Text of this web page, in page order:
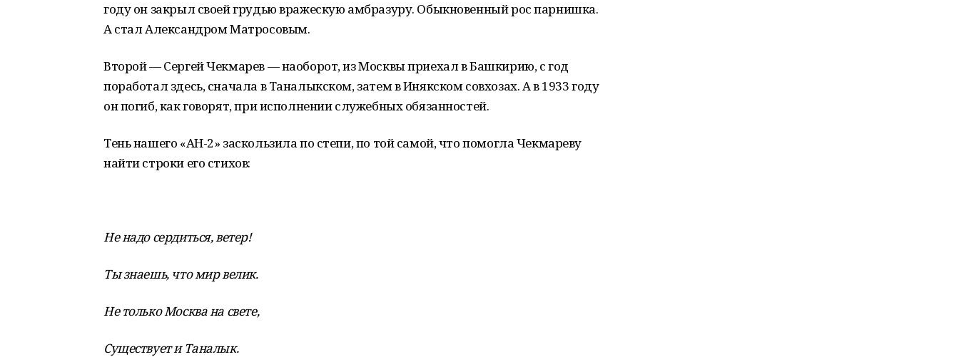
году он закрыл своей грудью вражескую амбразуру. Обыкновенный рос парнишка.
А стал Александром Матросовым.
Второй — Сергей Чекмарев — наоборот, из Москвы приехал в Башкирию, с год
поработал здесь, сначала в Таналыкском, затем в Инякском совхозах. А в 1933 году
он погиб, как говорят, при исполнении служебных обязанностей.
Тень нашего «АН-2» заскользила по степи, по той самой, что помогла Чекмареву
найти строки его стихов:
Не надо сердиться, ветер!
Ты знаешь, что мир велик.
Не только Москва на свете,
Существует и Таналык.